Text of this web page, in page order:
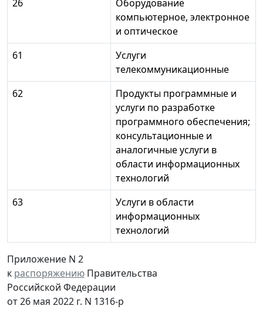
26
Оборудование
компьютерное, электронное
и оптическое
61
Услуги
телекоммуникационные
62
Продукты программные и
услуги по разработке
программного обеспечения;
консультационные и
аналогичные услуги в
области информационных
технологий
63
Услуги в области
информационных
технологий
Приложение N 2
к распоряжению Правительства
Российской Федерации
от 26 мая 2022 г. N 1316-р